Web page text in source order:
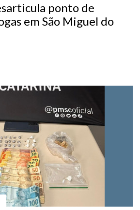
ponto de
em São Miguel do